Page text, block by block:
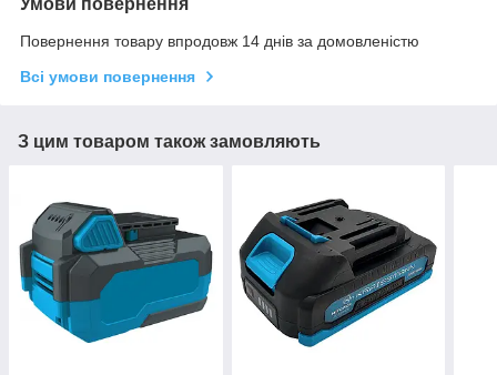
Умови повернення
Повернення товару впродовж 14 днів за домовленістю
Всі умови повернення
З цим товаром також замовляють